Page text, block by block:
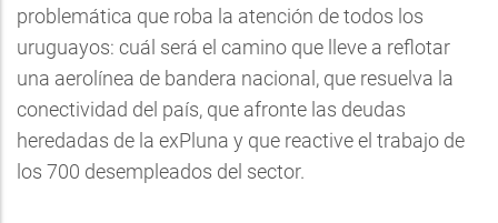
problemática que roba la atención de todos los
uruguayos: cuál será el camino que lleve a reflotar
una aerolínea de bandera nacional, que resuelva la
conectividad del país, que afronte las deudas
heredadas de la exPluna y que reactive el trabajo de
los 700 desempleados del sector.